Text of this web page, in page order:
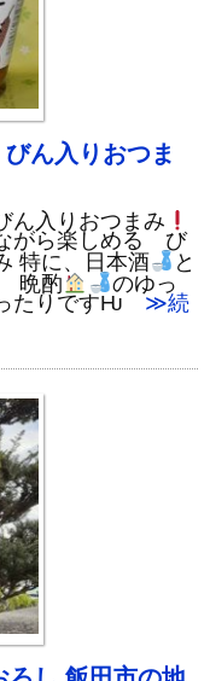
ん入りおつま
入りおつまみ
がら楽しめる び
特に、日本酒
と
晩酌
のゆっ
たりですǶ ≫続